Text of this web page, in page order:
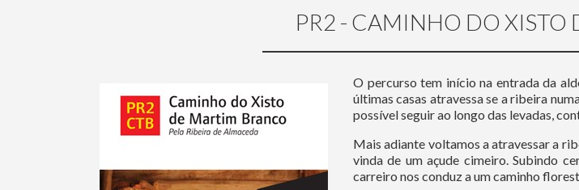
PR2 - CAMINHO DO XISTO
O percurso tem início na entrada da
últimas casas atravessa se a ribeira
possível seguir ao longo das levadas,
Mais adiante voltamos a atravessar a
vinda de um açude cimeiro. Subindo
carreiro nos conduz a um caminho